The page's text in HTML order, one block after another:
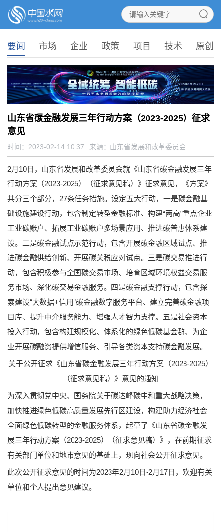
要闻 市场 企业 政策 项目 技术 原创
山东省碳金融发展三年行动方案（2023-2025）征求
意见
时间：2023-02-14 10:37 来源： 山东省发展和改革委员会
2月10日，山东省发展和改革委员会就《山东省碳金融发展三年
行动方案（2023-2025）（征求意见稿）》征求意见，《方案》
共分三个部分，27条任务措施。设定五大行动，一是碳金融基
础设施建设行动，包含制定转型金融标准、构建“两高”重点企业
工业碳账户、拓展工业碳账户多场景应用、推进碳普惠体系建
设。二是碳金融试点示范行动，包含开展碳金融区域试点、推
进碳金融供给创新、开展碳关税应对试点。三是碳交易推进行
动，包含积极参与全国碳交易市场、培育区域环境权益交易服
务市场、深化碳交易金融服务。四是碳金融支撑行动，包含探
索建设“大数据+信用”碳金融数字服务平台、建立完善碳金融项
目库、提升中介服务能力、增强人才智力支撑。五是社会资本
投入行动，包含构建规模化、体系化的绿色低碳基金群、为企
业开展碳融资提供增信服务、引导各类资本支持碳金融发展。
关于公开征求《山东省碳金融发展三年行动方案（2023-2025）
（征求意见稿）》意见的通知
为深入贯彻党中央、国务院关于碳达峰碳中和重大战略决策，
加快推进绿色低碳高质量发展先行区建设，构建助力经济社会
全面绿色低碳转型的金融服务体系，起草了《山东省碳金融发
展三年行动方案（2023-2025）（征求意见稿）》，在前期征求
有关部门单位和地市意见的基础上，现向社会公开征求意见。
此次公开征求意见的时间为2023年2月10日-2月17日，欢迎有关
单位和个人提出意见建议。